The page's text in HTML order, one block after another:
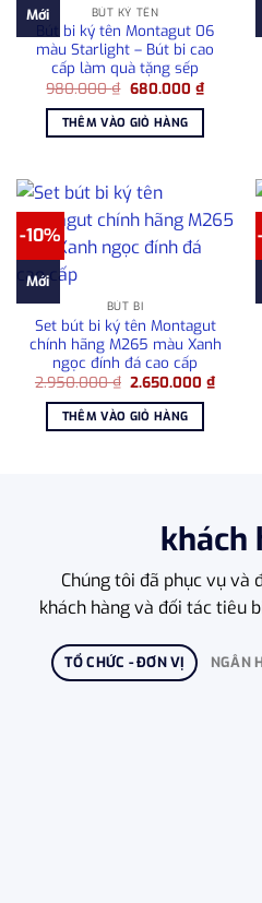
Mới BÚT KÝ TÊN
Bút bi ký tên Montagut 06
màu Starlight – Bút bi cao
cấp làm quà tặng sếp
980.000₫ Giá
là:
980.000 ₫.
680.000 ₫Giá
hiện
680.000
THÊM VÀO GIỎ HÀNG
-10%
Mới
BÚT BI
Set bút bi ký tên Montagut
chính hãng M265 màu Xanh
ngọc đính đá cao cấp
2.950.000₫ Giá
là:
2.950.000 ₫.
2.650.000₫Giá
hiện
THÊM VÀO GIỎ HÀNG
khách
Chúng tôi đã phục vụ và
khách hàng và đối tác tiêu
TỔ CHỨC - ĐƠN VỊ NGÂN